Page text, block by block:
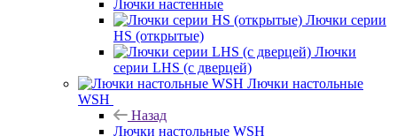
Лючки настенные
Лючки серии
HS (открытые)
Лючки
серии LHS (с дверцей)
Лючки настольные
WSH
Назад
Лючки настольные WSH